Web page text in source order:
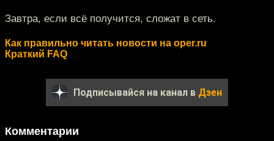
Завтра, если всё получится, сложат в сеть.
Как правильно читать новости на oper.ru
Краткий FAQ
Подписывайся на канал в Дзен
Комментарии